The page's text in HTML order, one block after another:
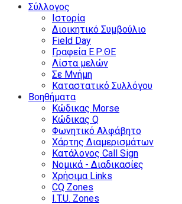
Σύλλογος
Ιστορία
Διοικητικό Συμβούλιο
Field Day
Γραφεία Ε.Ρ.ΘΕ
Λίστα μελών
Σε Μνήμη
Καταστατικό Συλλόγου
Βοηθήματα
Κώδικας Morse
Κώδικας Q
Φωνητικό Αλφάβητο
Χάρτης Διαμερισμάτων
Κατάλογος Call Sign
Νομικά - Διαδικασίες
Χρήσιμα Links
CQ Zones
I.T.U. Zones